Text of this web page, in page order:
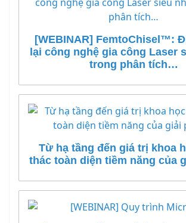
[WEBINAR] FemtoChisel™:
lại công nghệ gia công Laser
trong phân tích…
Từ hạ tầng đến giá trị khoa
thác toàn diện tiềm năng của